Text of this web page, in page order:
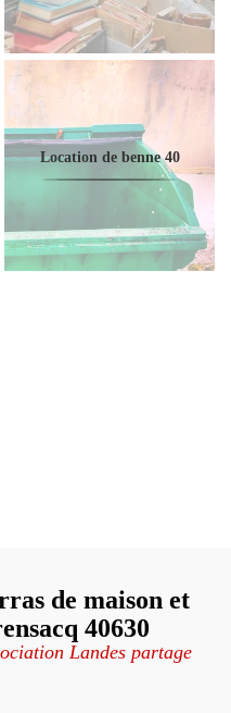
Location de benne 40
de maison et
40630
Landes partage